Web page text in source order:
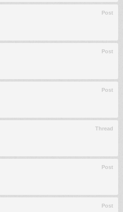
Post
Post
Post
Thread
Post
Post